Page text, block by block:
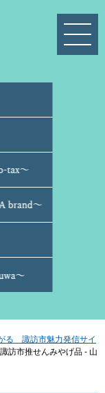
る 諏訪市魅力発信サイ
諏訪市推せんみやげ品 - 山